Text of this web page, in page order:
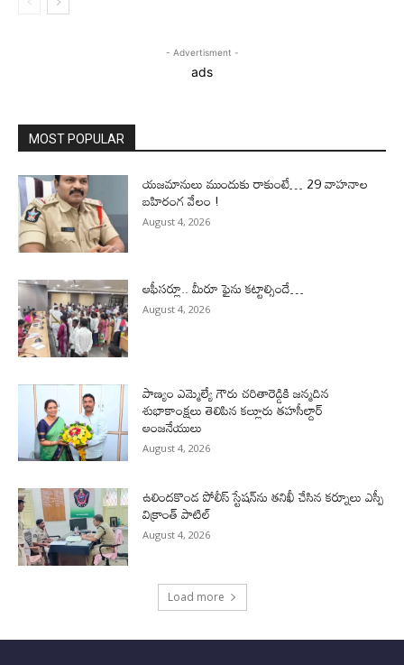
- Advertisment -
ads
MOST POPULAR
యజమానులు ముందుకు రాకుంటే… 29 వాహనాల
బహిరంగ వేలం !
August 4, 2026
ఆఫీసర్లూ.. మీరూ ఫైను కట్టాల్సిందే…
August 4, 2026
పాణ్యం ఎమ్మెల్యే గౌరు చరితారెడ్డికి జన్మదిన
శుభాకాంక్షలు తెలిపిన కల్లూరు తహసీల్దార్
ఆంజనేయులు
August 4, 2026
ఉలిందకొండ పోలీస్ స్టేషన్‌ను తనిఖీ చేసిన కర్నూలు ఎస్పీ
విక్రాంత్ పాటిల్
August 4, 2026
Load more